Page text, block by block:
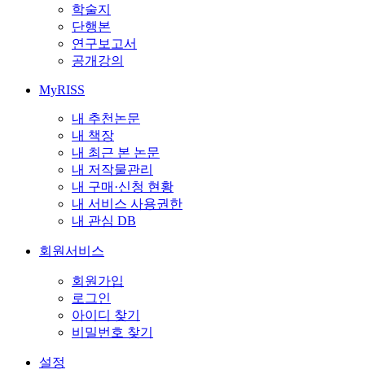
학술지
단행본
연구보고서
공개강의
MyRISS
내 추천논문
내 책장
내 최근 본 논문
내 저작물관리
내 구매·신청 현황
내 서비스 사용권한
내 관심 DB
회원서비스
회원가입
로그인
아이디 찾기
비밀번호 찾기
설정